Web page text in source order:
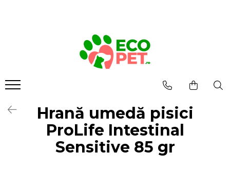
Hrană umedă pisici
ProLife Intestinal
Sensitive 85 gr